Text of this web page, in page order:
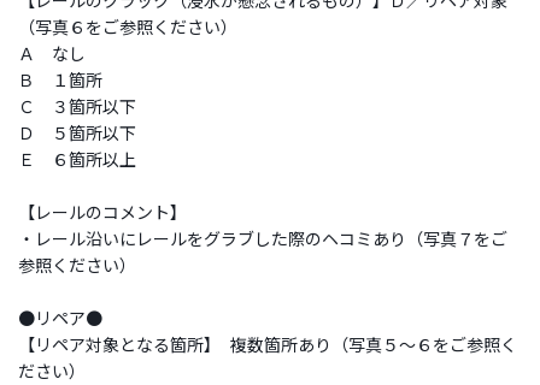
（写真６をご参照ください）
Ａ なし
Ｂ １箇所
Ｃ ３箇所以下
Ｄ ５箇所以下
Ｅ ６箇所以上
【レールのコメント】
・レール沿いにレールをグラブした際のヘコミあり（写真７をご
参照ください）
●リペア●
【リペア対象となる箇所】 複数箇所あり（写真５～６をご参照く
ださい）